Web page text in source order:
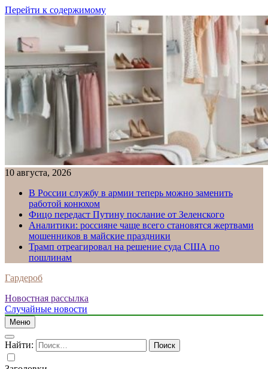
Перейти к содержимому
10 августа, 2026
В России службу в армии теперь можно заменить
работой конюхом
Фицо передаст Путину послание от Зеленского
Аналитики: россияне чаще всего становятся жертвами
мошенников в майские праздники
Трамп отреагировал на решение суда США по
пошлинам
Гардероб
Новостная рассылка
Случайные новости
Меню
Найти: